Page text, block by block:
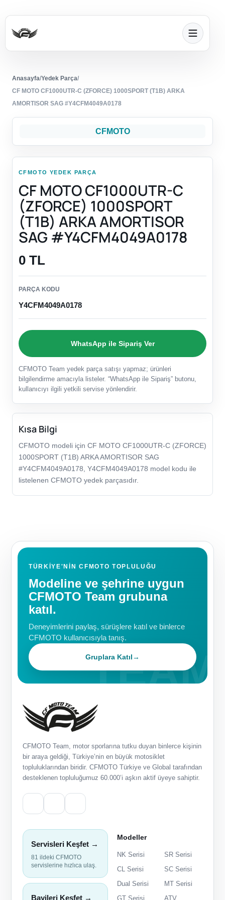
Anasayfa/Yedek Parça/
CF MOTO CF1000UTR-C (ZFORCE) 1000SPORT (T1B) ARKA
AMORTISOR SAG #Y4CFM4049A0178
CFMOTO
CFMOTO YEDEK PARÇA
CF MOTO CF1000UTR-C
(ZFORCE) 1000SPORT
(T1B) ARKA AMORTISOR
SAG #Y4CFM4049A0178
0 TL
PARÇA KODU
Y4CFM4049A0178
WhatsApp ile Sipariş Ver
CFMOTO Team yedek parça satışı yapmaz; ürünleri
bilgilendirme amacıyla listeler. “WhatsApp ile Sipariş” butonu,
kullanıcıyı ilgili yetkili servise yönlendirir.
Kısa Bilgi
CFMOTO modeli için CF MOTO CF1000UTR-C (ZFORCE)
1000SPORT (T1B) ARKA AMORTISOR SAG
#Y4CFM4049A0178, Y4CFM4049A0178 model kodu ile
listelenen CFMOTO yedek parçasıdır.
TÜRKIYE'NIN CFMOTO TOPLULUĞU
Modeline ve şehrine uygun
CFMOTO Team grubuna
katıl.
Deneyimlerini paylaş, sürüşlere katıl ve binlerce
CFMOTO kullanıcısıyla tanış.
Gruplara Katıl→
CFMOTO Team, motor sporlarına tutku duyan binlerce kişinin
bir araya geldiği, Türkiye’nin en büyük motosiklet
topluluklarından biridir. CFMOTO Türkiye ve Global tarafından
desteklenen topluluğumuz 60.000’i aşkın aktif üyeye sahiptir.
Servisleri Keşfet →
81 ildeki CFMOTO
servislerine hızlıca ulaş.
Bayileri Keşfet →
Modeller
NK Serisi
SR Serisi
CL Serisi
SC Serisi
Dual Serisi
MT Serisi
GT Serisi
ATV